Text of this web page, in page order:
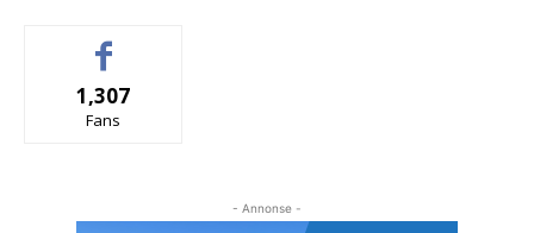
1,307
Fans
- Annonse -